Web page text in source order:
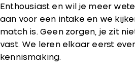
Enthousiast en wil je meer
aan voor een intake en we
match is. Geen zorgen, je zit
vast. We leren elkaar eerst
kennismaking.